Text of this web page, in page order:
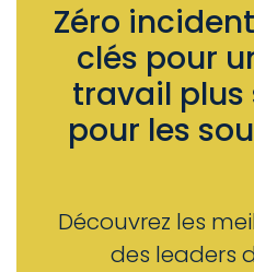
Zéro
clés pour
travail
pour les
Découvrez les
des leaders